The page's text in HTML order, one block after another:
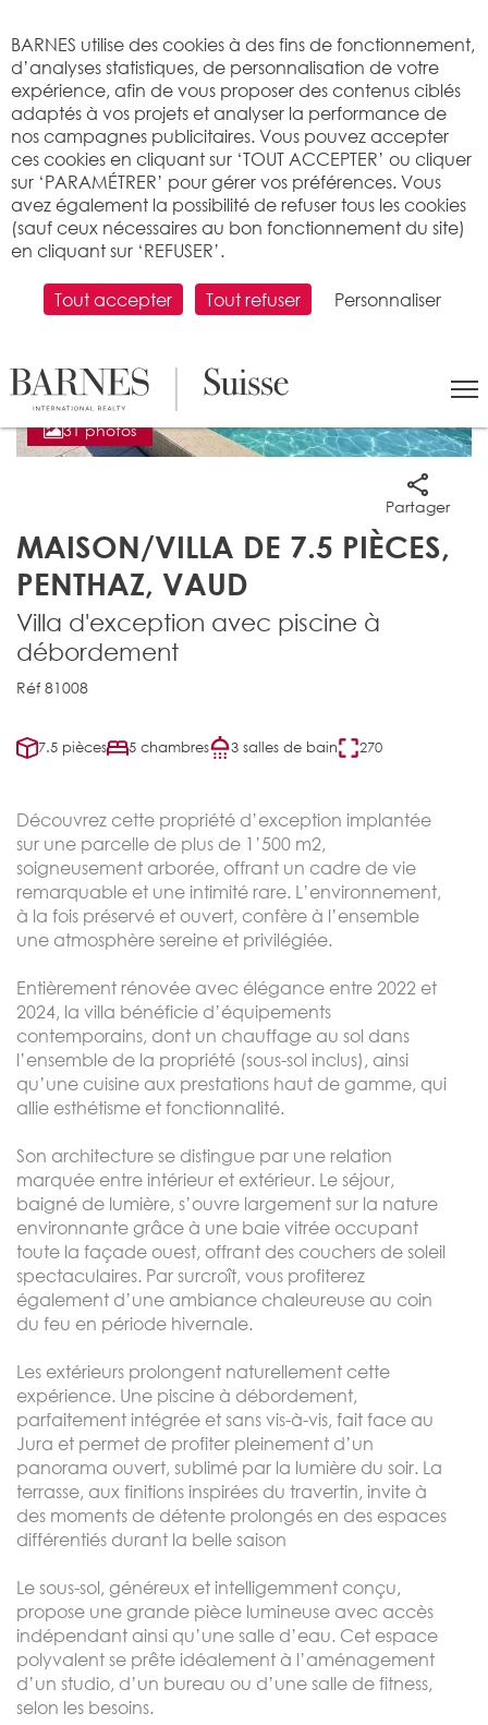
31 photos
MAISON/VILLA DE 7.5 PIÈCES,
PENTHAZ, VAUD
Partager
Villa d'exception avec piscine à
débordement
Réf 81008
7.5 pièces 5 chambres 3 salles de bain 270
Découvrez cette propriété d’exception implantée
sur une parcelle de plus de 1’500 m2,
soigneusement arborée, offrant un cadre de vie
remarquable et une intimité rare. L’environnement,
à la fois préservé et ouvert, confère à l’ensemble
une atmosphère sereine et privilégiée.
Entièrement rénovée avec élégance entre 2022 et
2024, la villa bénéficie d’équipements
contemporains, dont un chauffage au sol dans
l’ensemble de la propriété (sous-sol inclus), ainsi
qu’une cuisine aux prestations haut de gamme, qui
allie esthétisme et fonctionnalité.
Son architecture se distingue par une relation
marquée entre intérieur et extérieur. Le séjour,
baigné de lumière, s’ouvre largement sur la nature
environnante grâce à une baie vitrée occupant
toute la façade ouest, offrant des couchers de soleil
spectaculaires. Par surcroît, vous profiterez
également d’une ambiance chaleureuse au coin
du feu en période hivernale.
Les extérieurs prolongent naturellement cette
expérience. Une piscine à débordement,
parfaitement intégrée et sans vis-à-vis, fait face au
Jura et permet de profiter pleinement d’un
panorama ouvert, sublimé par la lumière du soir. La
terrasse, aux finitions inspirées du travertin, invite à
des moments de détente prolongés en des espaces
différentiés durant la belle saison
Le sous-sol, généreux et intelligemment conçu,
propose une grande pièce lumineuse avec accès
indépendant ainsi qu’une salle d’eau. Cet espace
polyvalent se prête idéalement à l’aménagement
d’un studio, d’un bureau ou d’une salle de fitness,
selon les besoins.
BARNES utilise des cookies à des fins de fonctionnement,
d’analyses statistiques, de personnalisation de votre
expérience, afin de vous proposer des contenus ciblés
adaptés à vos projets et analyser la performance de
nos campagnes publicitaires. Vous pouvez accepter
ces cookies en cliquant sur ‘TOUT ACCEPTER’ ou cliquer
sur ‘PARAMÉTRER’ pour gérer vos préférences. Vous
avez également la possibilité de refuser tous les cookies
(sauf ceux nécessaires au bon fonctionnement du site)
en cliquant sur ‘REFUSER’.
Tout accepter Tout refuser Personnaliser